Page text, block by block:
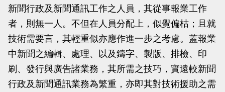
新聞行政及新聞通訊工作之人員，其從事報業工作
者，則無一人。不但在人員分配上，似覺偏枯；且就
技術需要言，其輕重似亦應作進一步之考慮。蓋報業
中新聞之編輯、處理、以及鑄字、製版、排檢、印
刷、發行與廣告諸業務，其所需之技巧，實遠較新聞
行政及新聞通訊業務為繁重，亦即其對技術援助之需